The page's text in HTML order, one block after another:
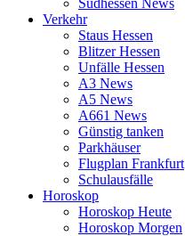
Südhessen News
Verkehr
Staus Hessen
Blitzer Hessen
Unfälle Hessen
A3 News
A5 News
A661 News
Günstig tanken
Parkhäuser
Flugplan Frankfurt
Schulausfälle
Horoskop
Horoskop Heute
Horoskop Morgen